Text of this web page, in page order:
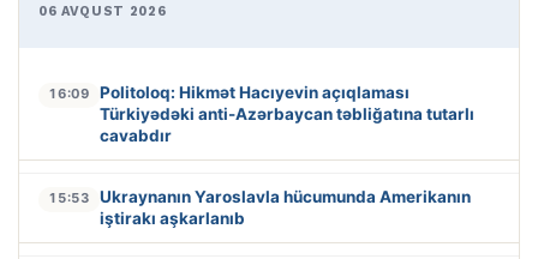
06 AVQUST 2026
16:09
Politoloq: Hikmət Hacıyevin açıqlaması
Türkiyədəki anti-Azərbaycan təbliğatına tutarlı
cavabdır
15:53
Ukraynanın Yaroslavla hücumunda Amerikanın
iştirakı aşkarlanıb